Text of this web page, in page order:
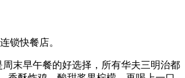
锁快餐店。
末早午餐的好选择，所有华夫三明治都